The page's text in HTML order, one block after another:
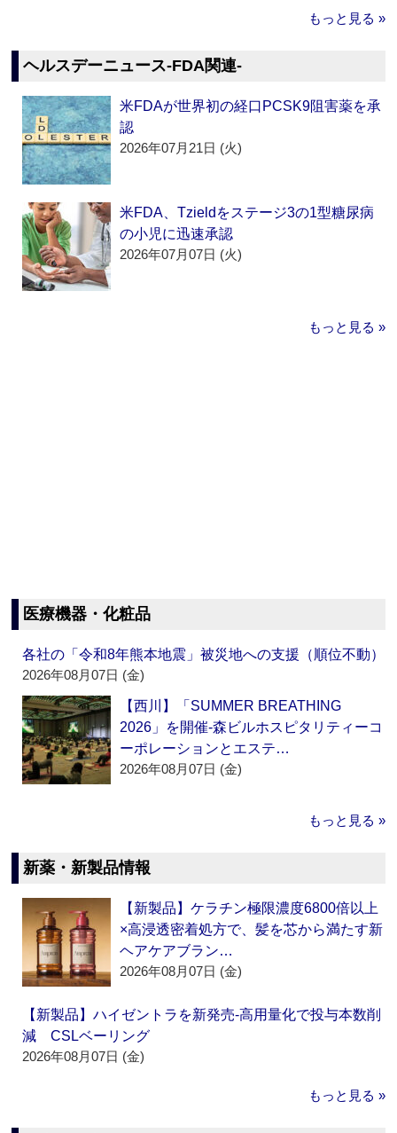
もっと見る »
ヘルスデーニュース‐FDA関連‐
米FDAが世界初の経口PCSK9阻害薬を承
認
2026年07月21日 (火)
米FDA、Tzieldをステージ3の1型糖尿病
の小児に迅速承認
2026年07月07日 (火)
もっと見る »
医療機器・化粧品
各社の「令和8年熊本地震」被災地への支援（順位不動）
2026年08月07日 (金)
【西川】「SUMMER BREATHING
2026」を開催‐森ビルホスピタリティーコ
ーポレーションとエステ…
2026年08月07日 (金)
もっと見る »
新薬・新製品情報
【新製品】ケラチン極限濃度6800倍以上
×高浸透密着処方で、髪を芯から満たす新
ヘアケアブラン…
2026年08月07日 (金)
【新製品】ハイゼントラを新発売‐高用量化で投与本数削
減 CSLベーリング
2026年08月07日 (金)
もっと見る »